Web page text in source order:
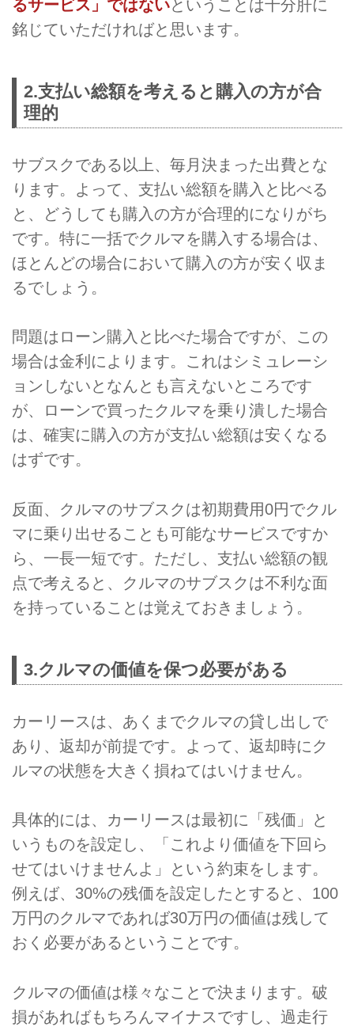
るサービス」ではないということは十分肝に
銘じていただければと思います。
2.支払い総額を考えると購入の方が合
理的
サブスクである以上、毎月決まった出費とな
ります。よって、支払い総額を購入と比べる
と、どうしても購入の方が合理的になりがち
です。特に一括でクルマを購入する場合は、
ほとんどの場合において購入の方が安く収ま
るでしょう。
問題はローン購入と比べた場合ですが、この
場合は金利によります。これはシミュレーシ
ョンしないとなんとも言えないところです
が、ローンで買ったクルマを乗り潰した場合
は、確実に購入の方が支払い総額は安くなる
はずです。
反面、クルマのサブスクは初期費用0円でクル
マに乗り出せることも可能なサービスですか
ら、一長一短です。ただし、支払い総額の観
点で考えると、クルマのサブスクは不利な面
を持っていることは覚えておきましょう。
3.クルマの価値を保つ必要がある
カーリースは、あくまでクルマの貸し出しで
あり、返却が前提です。よって、返却時にク
ルマの状態を大きく損ねてはいけません。
具体的には、カーリースは最初に「残価」と
いうものを設定し、「これより価値を下回ら
せてはいけませんよ」という約束をします。
例えば、30%の残価を設定したとすると、100
万円のクルマであれば30万円の価値は残して
おく必要があるということです。
クルマの価値は様々なことで決まります。破
損があればもちろんマイナスですし、過走行